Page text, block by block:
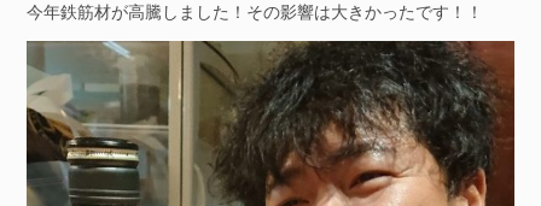
今年鉄筋材が高騰しました！その影響は大きかったです！！